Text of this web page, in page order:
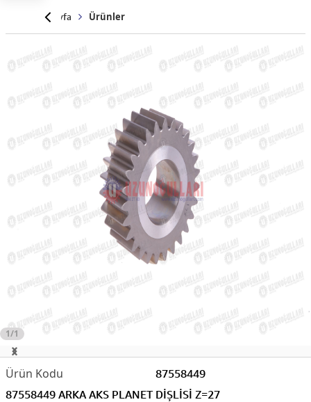
Anasayfa Ürünler
1/1
87558449
87558449 ARKA AKS PLANET DİŞLİSİ Z=27